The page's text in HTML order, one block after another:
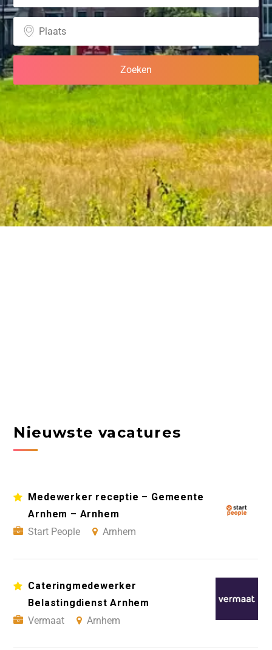
Nieuwste vacatures
Medewerker receptie – Gemeente
Arnhem – Arnhem
Start People
Arnhem
Cateringmedewerker
Belastingdienst Arnhem
Vermaat
Arnhem